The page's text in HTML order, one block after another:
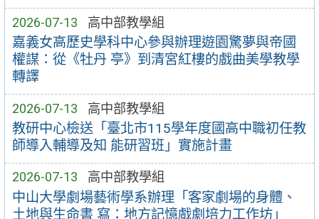
2026-07-13 高中部教學組
嘉義女高歷史學科中心參與辦理遊園驚夢與帝國
權謀：從《牡丹 亭》到清宮紅樓的戲曲美學教學
轉譯
2026-07-13 高中部教學組
教研中心檢送「臺北市115學年度國高中職初任教
師導入輔導及知 能研習班」實施計畫
2026-07-13 高中部教學組
中山大學劇場藝術學系辦理「客家劇場的身體、
土地與生命書 寫：地方記憶戲劇培力工作坊」